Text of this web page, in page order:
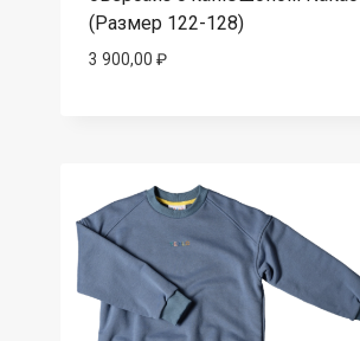
(Размер 122-128)
3 900,00 ₽